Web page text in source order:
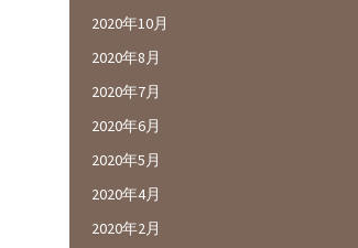
2020年10月
2020年8月
2020年7月
2020年6月
2020年5月
2020年4月
2020年2月